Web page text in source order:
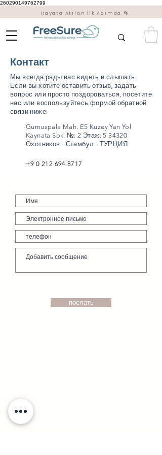
260290149762799
Hayata Atılan İlk Adımda 👣
Контакт
Мы всегда рады вас видеть и слышать.
Если вы хотите оставить отзыв, задать
вопрос или просто поздороваться, посетите
нас или воспользуйтесь формой обратной
связи ниже.
Gumuspala Mah. E5 Kuzey Yan Yol
Kaynata Sok. №: 2 Этаж: 5 34320
Охотников - Стамбул - ТУРЦИЯ
+9 0 212 694 8717
послать